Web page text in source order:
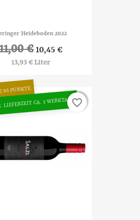
Heideboden 2022
€ 10,45 €
13,93 € Liter
93 PUNKTE
LIEFERZEIT CA. 3 WERKTAGEfavorite_border
favorite_border